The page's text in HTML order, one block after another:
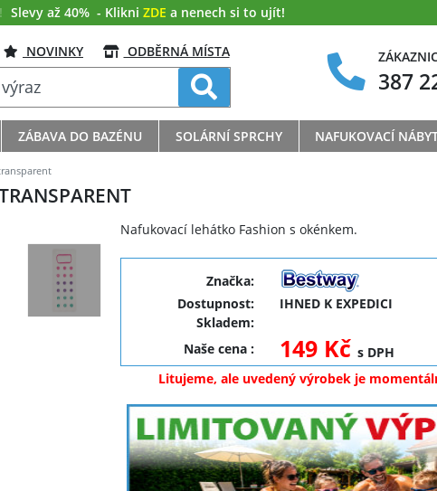
Slevy až 40% - Klikni ZDE a nenech si to ujít!
NOVINKY ODBĚRNÁ MÍSTA
387
ZÁBAVA DO BAZÉNU SOLÁRNÍ SPRCHY NAFUKOVACÍ
Nafukovací lehátko Fashion s okénkem.
Značka:
Dostupnost:
IHNED K EXPEDICI
Skladem:
Naše cena: 149 Kčs DPH
Litujeme, ale uvedený výrobek je